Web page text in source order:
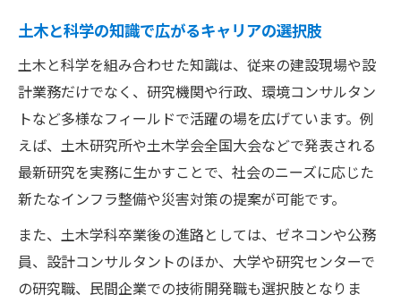
土木と科学の知識で広がるキャリアの選択肢
土木と科学を組み合わせた知識は、従来の建設現場や設
計業務だけでなく、研究機関や行政、環境コンサルタン
トなど多様なフィールドで活躍の場を広げています。例
えば、土木研究所や土木学会全国大会などで発表される
最新研究を実務に生かすことで、社会のニーズに応じた
新たなインフラ整備や災害対策の提案が可能です。
また、土木学科卒業後の進路としては、ゼネコンや公務
員、設計コンサルタントのほか、大学や研究センターで
の研究職、民間企業での技術開発職も選択肢となりま